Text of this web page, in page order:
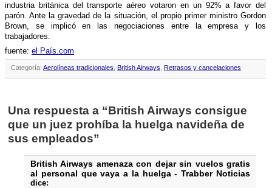
industria británica del transporte aéreo votaron en un 92% a favor del
parón. Ante la gravedad de la situación, el propio primer ministro Gordon
Brown, se implicó en las negociaciones entre la empresa y los
trabajadores.
fuente: el Paí­s.com
Categoría: Aerolíneas tradicionales British Airways Retrasos y cancelaciones
Una respuesta a “British Airways consigue
que un juez prohí­ba la huelga navideña de
sus empleados”
British Airways amenaza con dejar sin vuelos gratis
al personal que vaya a la huelga - Trabber Noticias
dice: